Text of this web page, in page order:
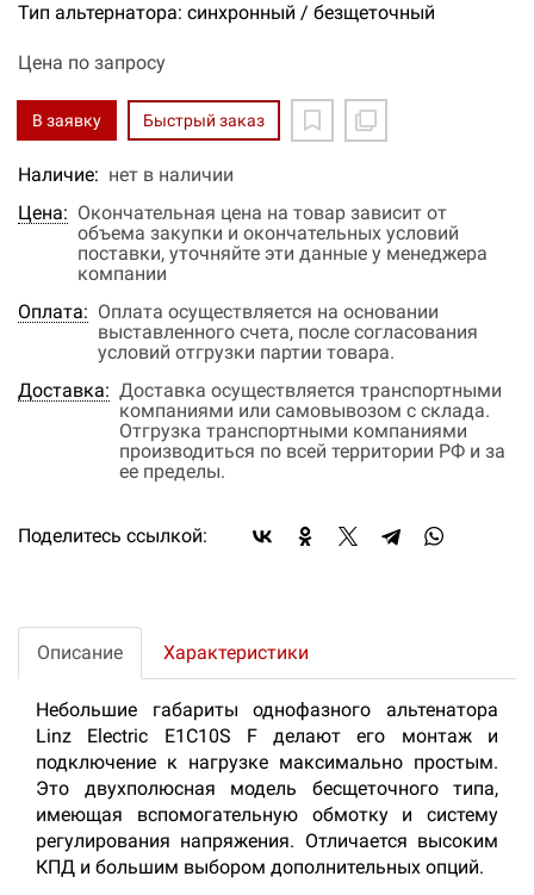
Тип альтернатора: синхронный / безщеточный
Цена по запросу
В заявку Быстрый заказ
Наличие: нет в наличии
Цена: Окончательная цена на товар зависит от
объема закупки и окончательных условий
поставки, уточняйте эти данные у менеджера
компании
Оплата: Оплата осуществляется на основании
выставленного счета, после согласования
условий отгрузки партии товара.
Доставка: Доставка осуществляется транспортными
компаниями или самовывозом с склада.
Отгрузка транспортными компаниями
производиться по всей территории РФ и за
ее пределы.
Поделитесь ссылкой:
Описание Характеристики
Небольшие габариты однофазного альтенатора
Linz Electric E1C10S F делают его монтаж и
подключение к нагрузке максимально простым.
Это двухполюсная модель бесщеточного типа,
имеющая вспомогательную обмотку и систему
регулирования напряжения. Отличается высоким
КПД и большим выбором дополнительных опций.